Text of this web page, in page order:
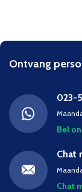
Ontvang
023-
Bel
Chat
Chat